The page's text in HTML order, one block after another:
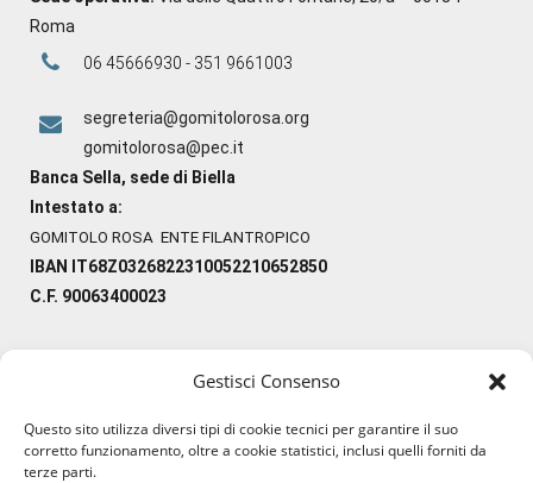
Gestisci Consenso
Questo sito utilizza diversi tipi di cookie tecnici per garantire il suo
corretto funzionamento, oltre a cookie statistici, inclusi quelli forniti da
terze parti.
Roma
06 45666930 - 351 9661003
segreteria@gomitolorosa.org
gomitolorosa@pec.it
Banca Sella, sede di Biella
Intestato a:
GOMITOLO ROSA ENTE FILANTROPICO
IBAN IT68Z0326822310052210652850
C.F. 90063400023
#lanaterapia